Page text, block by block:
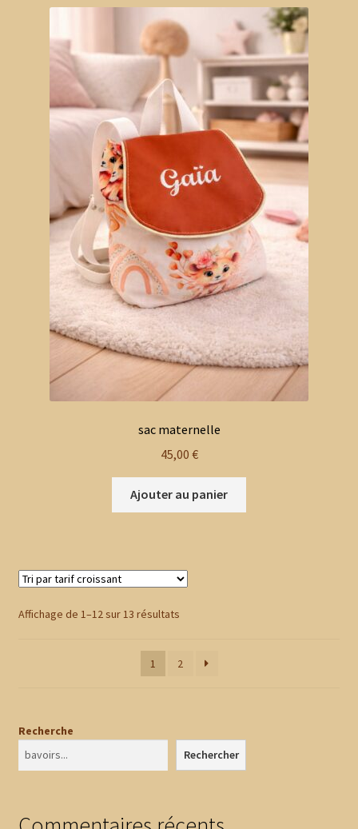
sac maternelle
45,00 €
Ajouter au panier
Affichage de 1–12 sur 13 résultatsTrié
croissant
1 2
Recherche
Rechercher